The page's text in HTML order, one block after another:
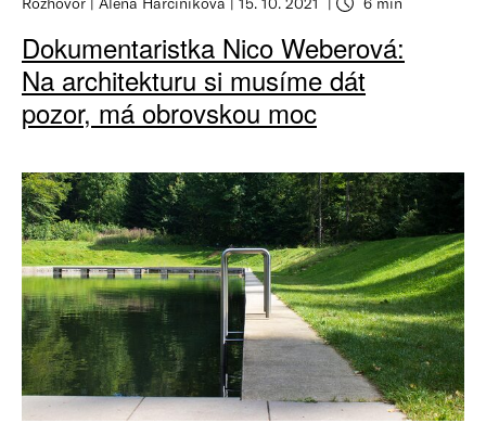
Dokumentaristka Nico Weberová:
Na architekturu si musíme dát
pozor, má obrovskou moc